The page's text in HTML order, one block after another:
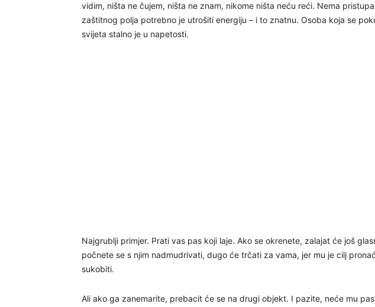
vidim, ništa ne čujem, ništa ne znam, nikome ništa neću reći. Nema
zaštitnog polja potrebno je utrošiti energiju – i to znatnu. Osoba koja se
svijeta stalno je u napetosti.
Najgrublji primjer. Prati vas pas koji laje. Ako se okrenete, zalajat će još
počnete se s njim nadmudrivati, dugo će trčati za vama, jer mu je cilj
sukobiti.
Ali ako ga zanemarite, prebacit će se na drugi objekt. I pazite, neće mu